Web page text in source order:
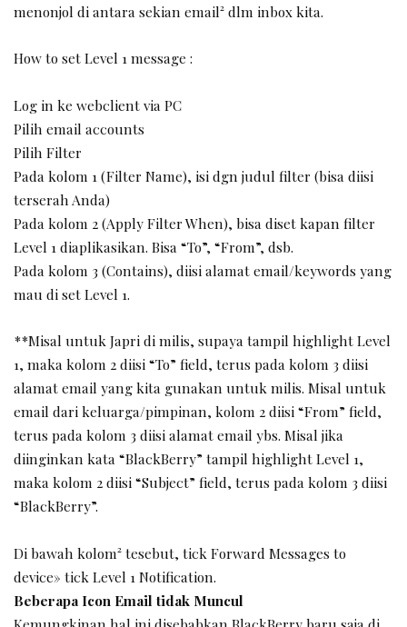
menonjol di antara sekian email² dlm inbox kita.
How to set Level 1 message :
Log in ke webclient via PC
Pilih email accounts
Pilih Filter
Pada kolom 1 (Filter Name), isi dgn judul filter (bisa diisi
terserah Anda)
Pada kolom 2 (Apply Filter When), bisa diset kapan filter
Level 1 diaplikasikan. Bisa “To”, “From”, dsb.
Pada kolom 3 (Contains), diisi alamat email/keywords yang
mau di set Level 1.
**Misal untuk Japri di milis, supaya tampil highlight Level
1, maka kolom 2 diisi “To” field, terus pada kolom 3 diisi
alamat email yang kita gunakan untuk milis. Misal untuk
email dari keluarga/pimpinan, kolom 2 diisi “From” field,
terus pada kolom 3 diisi alamat email ybs. Misal jika
diinginkan kata “BlackBerry” tampil highlight Level 1,
maka kolom 2 diisi “Subject” field, terus pada kolom 3 diisi
“BlackBerry”.
Di bawah kolom² tesebut, tick Forward Messages to
device» tick Level 1 Notification.
Beberapa Icon Email tidak Muncul